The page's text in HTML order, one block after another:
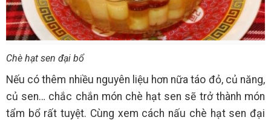
Chè hạt sen đại bổ
Nếu có thêm nhiều nguyên liệu hơn nữa táo đỏ, củ năng,
củ sen… chắc chắn món chè hạt sen sẽ trở thành món
tẩm bổ rất tuyệt. Cùng xem cách nấu chè hạt sen đại